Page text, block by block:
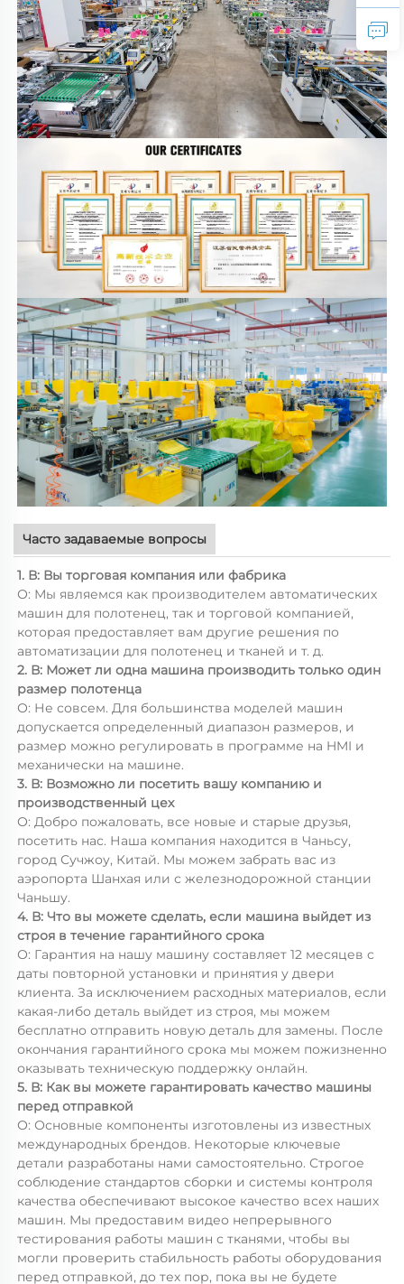
Часто задаваемые вопросы
1. В: Вы торговая компания или фабрика
О: Мы являемся как производителем автоматических
машин для полотенец, так и торговой компанией,
которая предоставляет вам другие решения по
автоматизации для полотенец и тканей и т. д.
2. В: Может ли одна машина производить только один
размер полотенца
О: Не совсем. Для большинства моделей машин
допускается определенный диапазон размеров, и
размер можно регулировать в программе на HMI и
механически на машине.
3. В: Возможно ли посетить вашу компанию и
производственный цех
О: Добро пожаловать, все новые и старые друзья,
посетить нас. Наша компания находится в Чаньсу,
город Сучжоу, Китай. Мы можем забрать вас из
аэропорта Шанхая или с железнодорожной станции
Чаньшу.
4. В: Что вы можете сделать, если машина выйдет из
строя в течение гарантийного срока
О: Гарантия на нашу машину составляет 12 месяцев с
даты повторной установки и принятия у двери
клиента. За исключением расходных материалов, если
какая-либо деталь выйдет из строя, мы можем
бесплатно отправить новую деталь для замены. После
окончания гарантийного срока мы можем пожизненно
оказывать техническую поддержку онлайн.
5. В: Как вы можете гарантировать качество машины
перед отправкой
О: Основные компоненты изготовлены из известных
международных брендов. Некоторые ключевые
детали разработаны нами самостоятельно. Строгое
соблюдение стандартов сборки и системы контроля
качества обеспечивают высокое качество всех наших
машин. Мы предоставим видео непрерывного
тестирования работы машин с тканями, чтобы вы
могли проверить стабильность работы оборудования
перед отправкой, до тех пор, пока вы не будете